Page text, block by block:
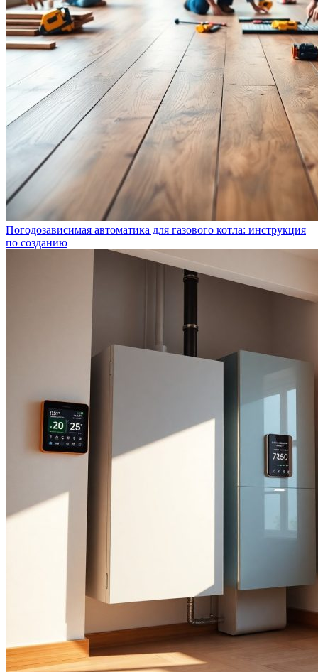
Погодозависимая автоматика для газового котла: инструкция
по созданию